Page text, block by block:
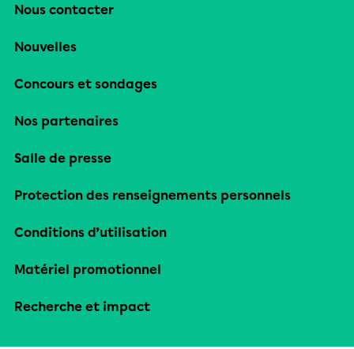
Nous contacter
Nouvelles
Concours et sondages
Nos partenaires
Salle de presse
Protection des renseignements personnels
Conditions d’utilisation
Matériel promotionnel
Recherche et impact